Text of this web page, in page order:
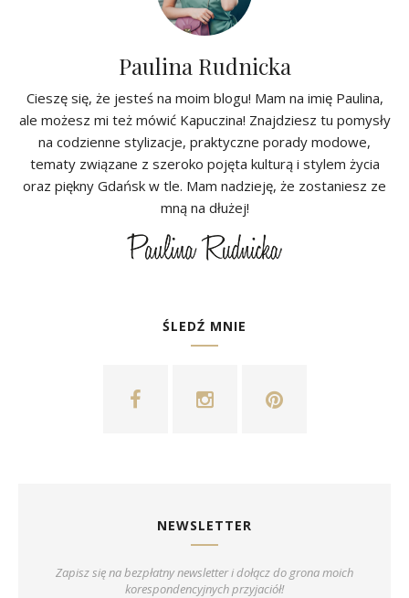
Paulina Rudnicka
Cieszę się, że jesteś na moim blogu! Mam na imię Paulina,
ale możesz mi też mówić Kapuczina! Znajdziesz tu pomysły
na codzienne stylizacje, praktyczne porady modowe,
tematy związane z szeroko pojęta kulturą i stylem życia
oraz piękny Gdańsk w tle. Mam nadzieję, że zostaniesz ze
mną na dłużej!
ŚLEDŹ MNIE
NEWSLETTER
Zapisz się na bezpłatny newsletter i dołącz do grona moich
korespondencyjnych przyjaciół!